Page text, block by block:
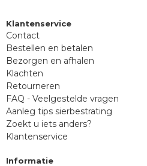
Klantenservice
Contact
Bestellen en betalen
Bezorgen en afhalen
Klachten
Retourneren
FAQ - Veelgestelde vragen
Aanleg tips sierbestrating
Zoekt u iets anders?
Klantenservice
Informatie